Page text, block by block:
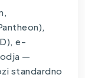
e-
—
standardno